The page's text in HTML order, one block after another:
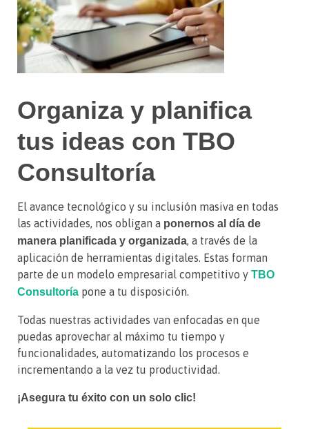
Organiza y planifica
tus ideas con TBO
Consultoría
El avance tecnológico y su inclusión masiva en todas
las actividades, nos obligan a ponernos al día de
manera planificada y organizada, a través de la
aplicación de herramientas digitales. Estas forman
parte de un modelo empresarial competitivo y TBO
Consultoría pone a tu disposición.
Todas nuestras actividades van enfocadas en que
puedas aprovechar al máximo tu tiempo y
funcionalidades, automatizando los procesos e
incrementando a la vez tu productividad.
¡Asegura tu éxito con un solo clic!